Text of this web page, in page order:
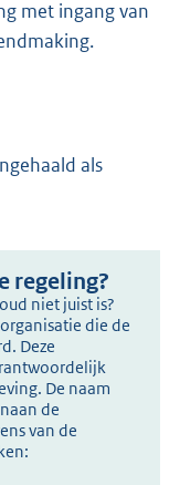
met ingang van
als
regeling?
niet juist is?
die de
Deze
De naam
de
van de